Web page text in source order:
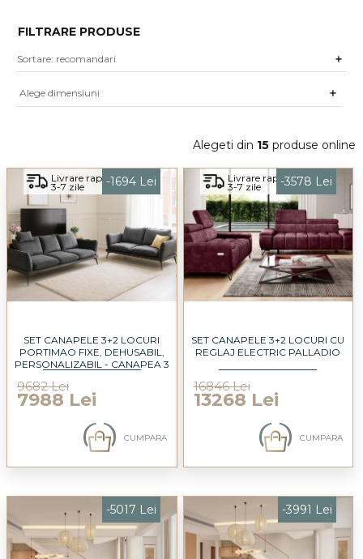
FILTRARE PRODUSE
Alege dimensiuni
Alegeti din 15 produse online
Livrare rapida
3-7 zile -1694 Lei
SET CANAPELE 3+2 LOCURI
PORTIMAO FIXE, DEHUSABIL,
PERSONALIZABIL - CANAPEA 3
LOCURI 182X110CM
9682 Lei
7988 Lei
CUMPARA
Livrare rapida
3-7 zile -3578 Lei
SET CANAPELE 3+2 LOCURI CU
REGLAJ ELECTRIC PALLADIO
16846 Lei
13268 Lei
CUMPARA
-5017 Lei -3991 Lei